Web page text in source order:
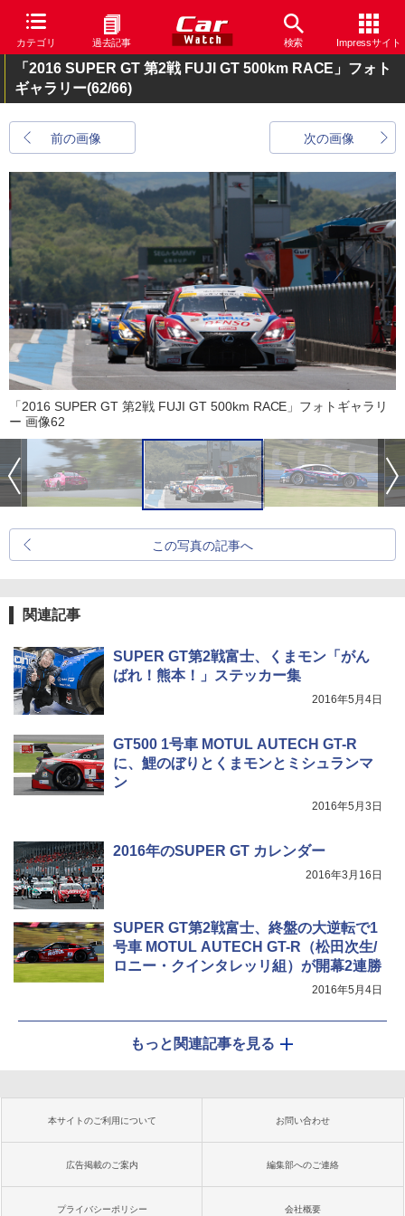
カテゴリ 過去記事 検索 Impressサイト
「2016 SUPER GT 第2戦 FUJI GT 500km RACE」フォト
ギャラリー(62/66)
前の画像 次の画像
「2016 SUPER GT 第2戦 FUJI GT 500km RACE」フォトギャラリ
ー 画像62
この写真の記事へ
関連記事
SUPER GT第2戦富士、くまモン「がん
ばれ！熊本！」ステッカー集
2016年5月4日
GT500 1号車 MOTUL AUTECH GT-R
に、鯉のぼりとくまモンとミシュランマ
ン
2016年5月3日
2016年のSUPER GT カレンダー
2016年3月16日
SUPER GT第2戦富士、終盤の大逆転で1
号車 MOTUL AUTECH GT-R（松田次生/
ロニー・クインタレッリ組）が開幕2連勝
2016年5月4日
もっと関連記事を見る
本サイトのご利用について お問い合わせ
広告掲載のご案内 編集部へのご連絡
プライバシーポリシー 会社概要